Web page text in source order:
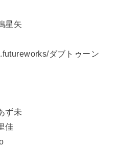
星矢
ダブトゥーン
ず未
佳